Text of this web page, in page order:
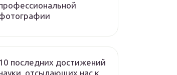
10 последних достижений
отсылающих нас к